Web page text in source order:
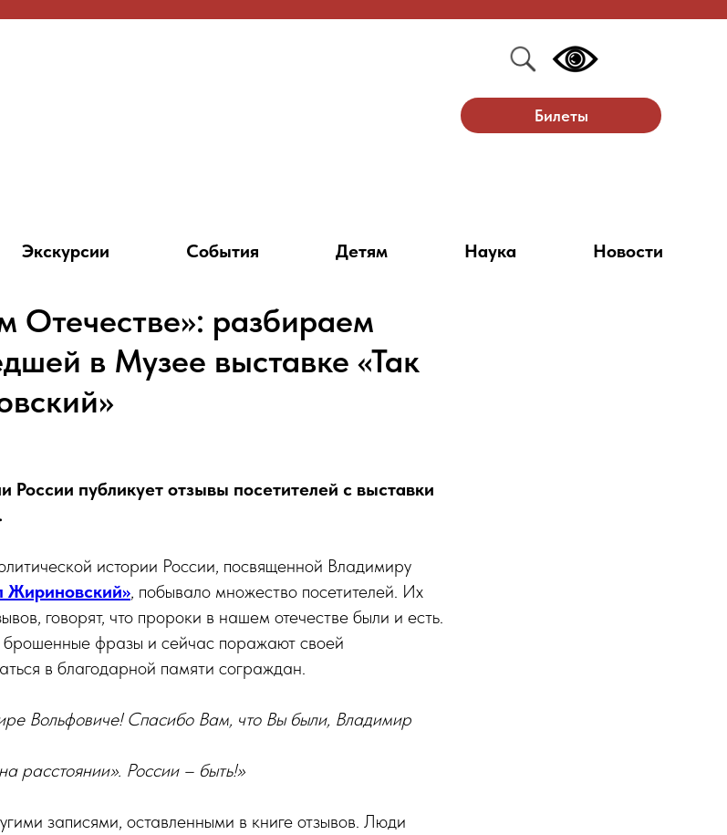
Билеты
Экскурсии События Детям Наука Новости
Отечестве»: разбираем
в Музее выставке «Так
России публикует отзывы посетителей с выставки
истории России, посвященной Владимиру
Жириновский», побывало множество посетителей. Их
говорят, что пророки в нашем отечестве были и есть.
брошенные фразы и сейчас поражают своей
в благодарной памяти сограждан.
Вольфовиче! Спасибо Вам, что Вы были, Владимир
расстоянии». России – быть!»
записями, оставленными в книге отзывов. Люди